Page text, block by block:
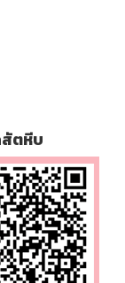
ตหีบ